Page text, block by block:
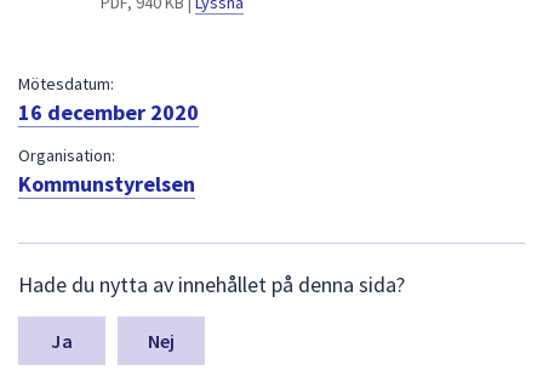
Mötesdatum:
16 december 2020
Organisation:
Kommunstyrelsen
ä
m
a
Hade du nytta av innehållet på denna sida?
Nej